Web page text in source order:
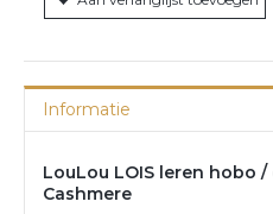
Informatie
LouLou LOIS leren hobo
Cashmere